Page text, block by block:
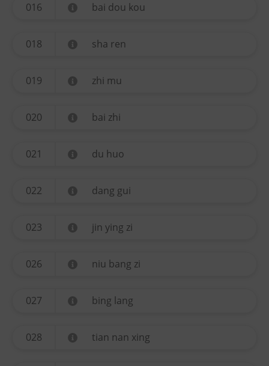
016 bai dou kou
018 sha ren
019 zhi mu
020 bai zhi
021 du huo
022 dang gui
023 jin ying zi
026 niu bang zi
027 bing lang
028 tian nan xing